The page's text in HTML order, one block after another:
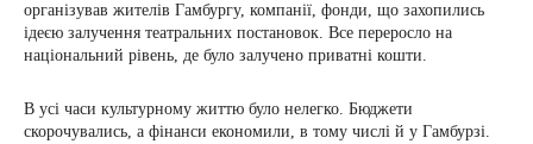
організував жителів Гамбургу, компанії, фонди, що захопились
ідеєю залучення театральних постановок. Все переросло на
національний рівень, де було залучено приватні кошти.
В усі часи культурному життю було нелегко. Бюджети
скорочувались, а фінанси економили, в тому числі й у Гамбурзі.